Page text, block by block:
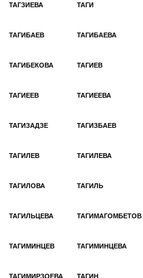
ТАГЗИЕВА ТАГИ
ТАГИБАЕВ ТАГИБАЕВА
ТАГИБЕКОВА ТАГИЕВ
ТАГИЕЕВ ТАГИЕЕВА
ТАГИЗАДЗЕ ТАГИЗБАЕВ
ТАГИЛЕВ ТАГИЛЕВА
ТАГИЛОВА ТАГИЛЬ
ТАГИЛЬЦЕВА ТАГИМАГОМБЕТОВ
ТАГИМИНЦЕВ ТАГИМИНЦЕВА
ТАГИМИРЗОЕВА ТАГИН